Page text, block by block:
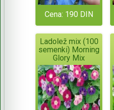
Cena: 190 DIN
Ladolež mix (100
semenki) Morning
Glory Mix